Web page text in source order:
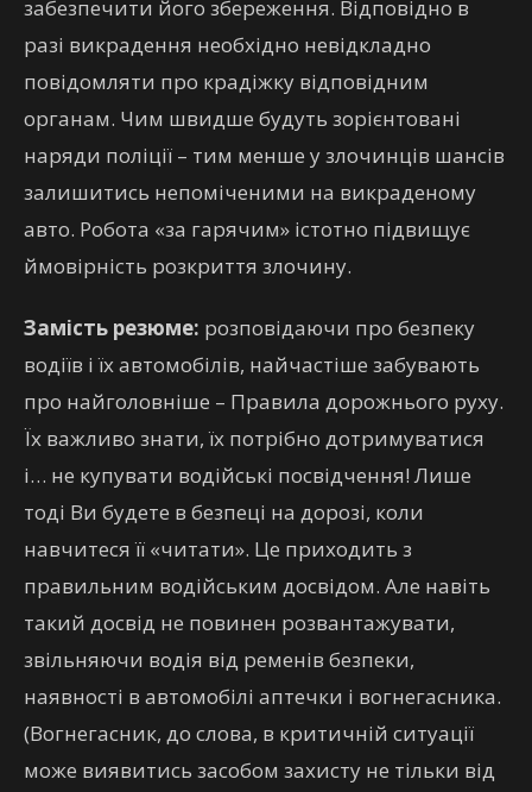
забезпечити його збереження. Відповідно в
разі викрадення необхідно невідкладно
повідомляти про крадіжку відповідним
органам. Чим швидше будуть зорієнтовані
наряди поліції – тим менше у злочинців шансів
залишитись непоміченими на викраденому
авто. Робота «за гарячим» істотно підвищує
ймовірність розкриття злочину.
Замість резюме: розповідаючи про безпеку
водіїв і їх автомобілів, найчастіше забувають
про найголовніше – Правила дорожнього руху.
Їх важливо знати, їх потрібно дотримуватися
і… не купувати водійські посвідчення! Лише
тоді Ви будете в безпеці на дорозі, коли
навчитеся її «читати». Це приходить з
правильним водійським досвідом. Але навіть
такий досвід не повинен розвантажувати,
звільняючи водія від ременів безпеки,
наявності в автомобілі аптечки і вогнегасника.
(Вогнегасник, до слова, в критичній ситуації
може виявитись засобом захисту не тільки від